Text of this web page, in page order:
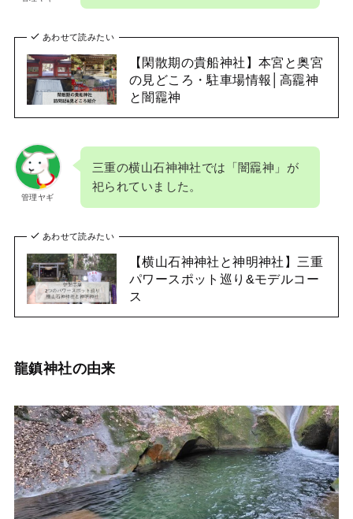
あわせて読みたい
【閑散期の貴船神社】本宮と奥宮
の見どころ・駐車場情報│高龗神
と闇龗神
管理ヤギ
三重の横山石神神社では「闇龗神」が
祀られていました。
あわせて読みたい
【横山石神神社と神明神社】三重
パワースポット巡り&モデルコー
ス
龍鎮神社の由来